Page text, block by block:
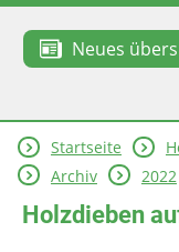
Neues
Spiel &
Startseite
Archiv
2022
Holzdieben